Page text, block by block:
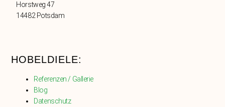
Horstweg 47
14482 Potsdam
HOBELDIELE:
Referenzen / Gallerie
Blog
Datenschutz